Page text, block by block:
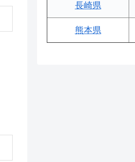
長崎県
熊本県